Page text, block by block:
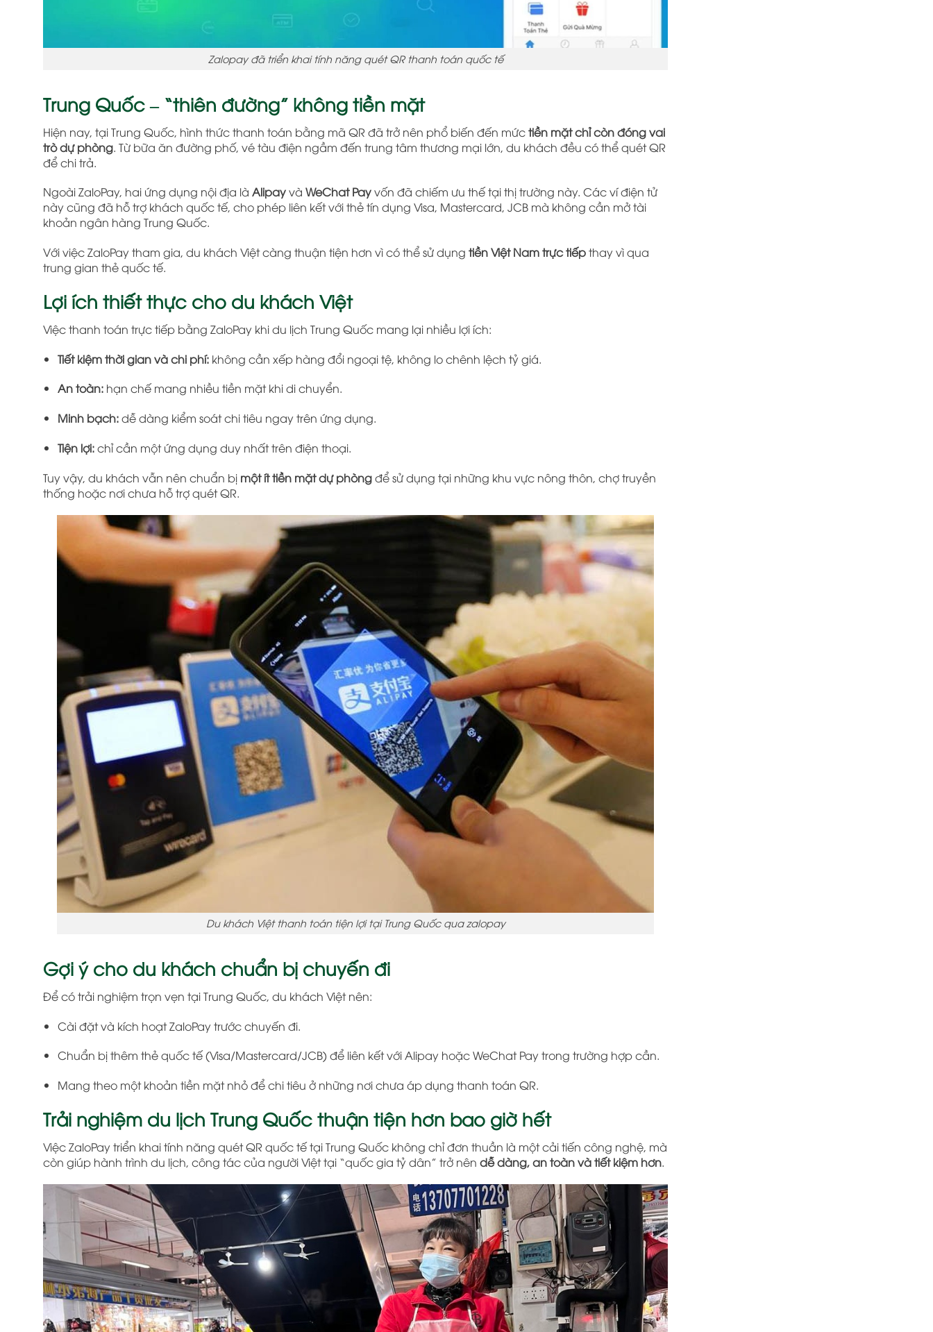
Zalopay đã triển khai tính năng quét QR thanh toán quốc tế
Trung Quốc – “thiên đường” không tiền mặt
Hiện nay, tại Trung Quốc, hình thức thanh toán bằng mã QR đã trở nên phổ biến đến mứctiền mặt chỉ còn đóng vai
trò dự phòng. Từ bữa ăn đường phố, vé tàu điện ngầm đến trung tâm thương mại lớn, du khách đều có thể quét QR
để chi trả.
Ngoài ZaloPay, hai ứng dụng nội địa là Alipayvà WeChat Payvốn đã chiếm ưu thế tại thị trường này. Các ví điện tử
này cũng đã hỗ trợ khách quốc tế, cho phép liên kết với thẻ tín dụng Visa, Mastercard, JCB mà không cần mở tài
khoản ngân hàng Trung Quốc.
Với việc ZaloPay tham gia, du khách Việt càng thuận tiện hơn vì có thể sử dụng tiền Việt Nam trực tiếpthay vì qua
trung gian thẻ quốc tế.
Lợi ích thiết thực cho du khách Việt
Việc thanh toán trực tiếp bằng ZaloPay khi du lịch Trung Quốc mang lại nhiều lợi ích:
Tiết kiệm thời gian và chi phí:không cần xếp hàng đổi ngoại tệ, không lo chênh lệch tỷ giá.
An toàn:hạn chế mang nhiều tiền mặt khi di chuyển.
Minh bạch:dễ dàng kiểm soát chi tiêu ngay trên ứng dụng.
Tiện lợi:chỉ cần một ứng dụng duy nhất trên điện thoại.
Tuy vậy, du khách vẫn nên chuẩn bị một ít tiền mặt dự phòngđể sử dụng tại những khu vực nông thôn, chợ truyền
thống hoặc nơi chưa hỗ trợ quét QR.
Du khách Việt thanh toán tiện lợi tại Trung Quốc qua zalopay
Gợi ý cho du khách chuẩn bị chuyến đi
Để có trải nghiệm trọn vẹn tại Trung Quốc, du khách Việt nên:
Cài đặt và kích hoạt ZaloPay trước chuyến đi.
Chuẩn bị thêm thẻ quốc tế (Visa/Mastercard/JCB) để liên kết với Alipay hoặc WeChat Pay trong trường hợp cần.
Mang theo một khoản tiền mặt nhỏ để chi tiêu ở những nơi chưa áp dụng thanh toán QR.
Trải nghiệm du lịch Trung Quốc thuận tiện hơn bao giờ hết
Việc ZaloPay triển khai tính năng quét QR quốc tế tại Trung Quốc không chỉ đơn thuần là một cải tiến công nghệ, mà
còn giúp hành trình du lịch, công tác của người Việt tại “quốc gia tỷ dân” trở nên dễ dàng, an toàn và tiết kiệm hơn.